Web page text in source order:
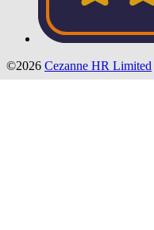
©2026 Cezanne HR Limited